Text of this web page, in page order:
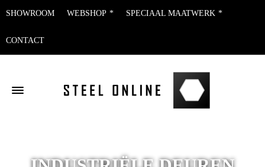
SHOWROOM WEBSHOP SPECIAAL MAATWERK
CONTACT